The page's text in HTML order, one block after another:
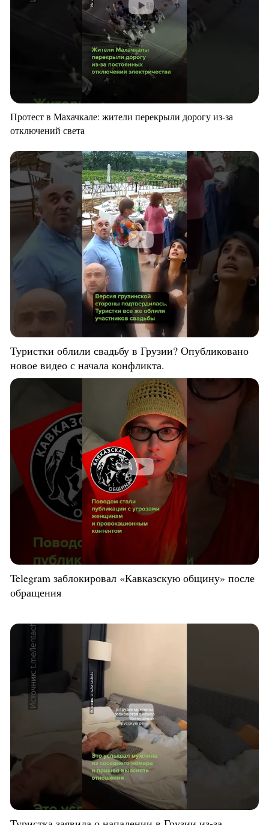
Протест в Махачкале: жители перекрыли дорогу из-за
отключений света
Туристки облили свадьбу в Грузии? Опубликовано
новое видео с начала конфликта.
Telegram заблокировал «Кавказскую общину» после
обращения